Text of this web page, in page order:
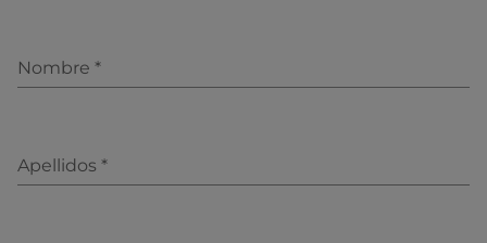
Nombre *
Apellidos *